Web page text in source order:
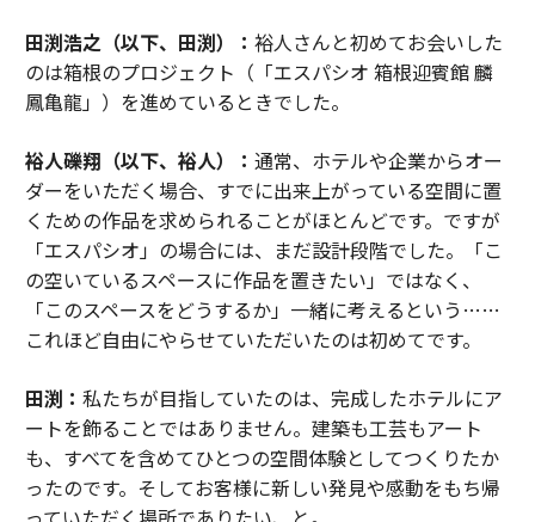
田渕浩之（以下、田渕）： 裕人さんと初めてお会いした
のは箱根のプロジェクト（「エスパシオ 箱根迎賓館 麟
鳳亀龍」）を進めているときでした。
裕人礫翔（以下、裕人）： 通常、ホテルや企業からオー
ダーをいただく場合、すでに出来上がっている空間に置
くための作品を求められることがほとんどです。ですが
「エスパシオ」の場合には、まだ設計段階でした。「こ
の空いているスペースに作品を置きたい」ではなく、
「このスペースをどうするか」一緒に考えるという……
これほど自由にやらせていただいたのは初めてです。
田渕： 私たちが目指していたのは、完成したホテルにア
ートを飾ることではありません。建築も工芸もアート
も、すべてを含めてひとつの空間体験としてつくりたか
ったのです。そしてお客様に新しい発見や感動をもち帰